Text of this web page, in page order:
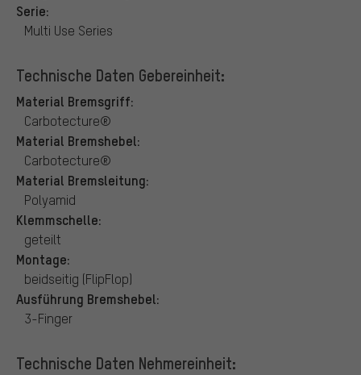
Serie:
Multi Use Series
Technische Daten Gebereinheit:
Material Bremsgriff:
Carbotecture®
Material Bremshebel:
Carbotecture®
Material Bremsleitung:
Polyamid
Klemmschelle:
geteilt
Montage:
beidseitig (FlipFlop)
Ausführung Bremshebel:
3-Finger
Technische Daten Nehmereinheit: